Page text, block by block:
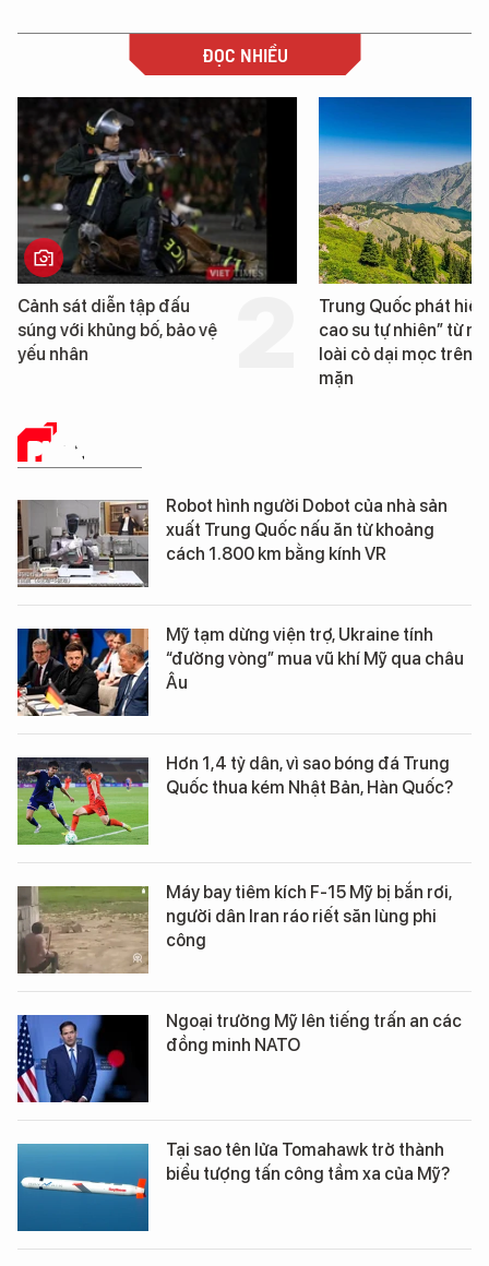
ĐỌC NHIỀU
Cảnh sát diễn tập đấu
súng với khủng bố, bảo vệ
yếu nhân
Trung Quốc phát hiện
cao su tự nhiên” từ
loài cỏ dại mọc trên
mặn
PHÂN TÍCH
Robot hình người Dobot của nhà sản
xuất Trung Quốc nấu ăn từ khoảng
cách 1.800 km bằng kính VR
Mỹ tạm dừng viện trợ, Ukraine tính
“đường vòng” mua vũ khí Mỹ qua châu
Âu
Hơn 1,4 tỷ dân, vì sao bóng đá Trung
Quốc thua kém Nhật Bản, Hàn Quốc?
Máy bay tiêm kích F-15 Mỹ bị bắn rơi,
người dân Iran ráo riết săn lùng phi
công
Ngoại trưởng Mỹ lên tiếng trấn an các
đồng minh NATO
Tại sao tên lửa Tomahawk trở thành
biểu tượng tấn công tầm xa của Mỹ?